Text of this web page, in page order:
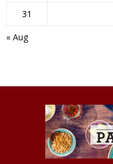
« Aug
31